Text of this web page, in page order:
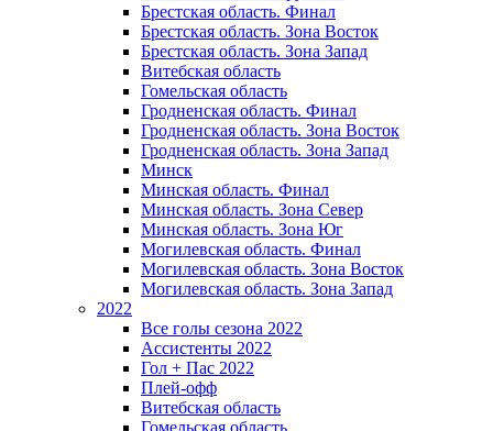
Брестская область. Финал
Брестская область. Зона Восток
Брестская область. Зона Запад
Витебская область
Гомельская область
Гродненская область. Финал
Гродненская область. Зона Восток
Гродненская область. Зона Запад
Минск
Минская область. Финал
Минская область. Зона Север
Минская область. Зона Юг
Могилевская область. Финал
Могилевская область. Зона Восток
Могилевская область. Зона Запад
2022
Все голы сезона 2022
Ассистенты 2022
Гол + Пас 2022
Плей-офф
Витебская область
Гомельская область